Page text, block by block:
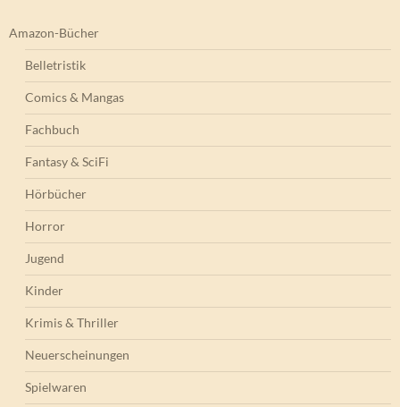
Amazon-Bücher
Belletristik
Comics & Mangas
Fachbuch
Fantasy & SciFi
Hörbücher
Horror
Jugend
Kinder
Krimis & Thriller
Neuerscheinungen
Spielwaren